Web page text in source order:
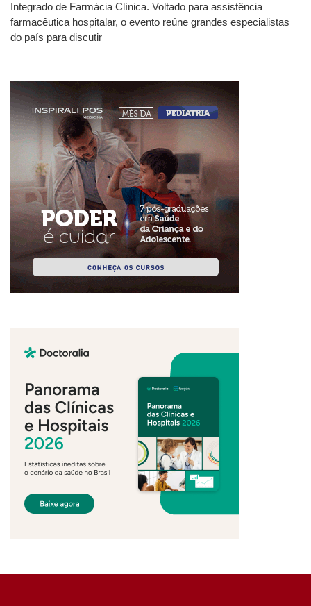
Integrado de Farmácia Clínica. Voltado para assistência
farmacêutica hospitalar, o evento reúne grandes especialistas
do país para discutir